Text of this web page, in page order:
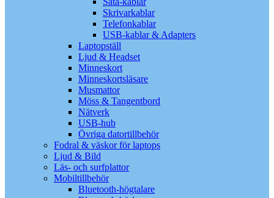
Skrivarkablar
Telefonkablar
USB-kablar & Adapters
Laptopställ
Ljud & Headset
Minneskort
Minneskortsläsare
Musmattor
Möss & Tangentbord
Nätverk
USB-hub
Övriga datortillbehör
Fodral & väskor för laptops
Ljud & Bild
Läs- och surfplattor
Mobiltillbehör
Bluetooth-högtalare